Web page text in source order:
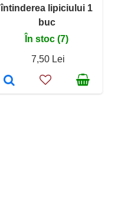
întinderea lipiciului 1
buc
În stoc (7)
7,50 Lei